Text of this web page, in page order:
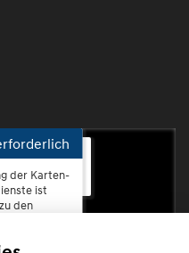
Rauental
der Karten-
ist
den